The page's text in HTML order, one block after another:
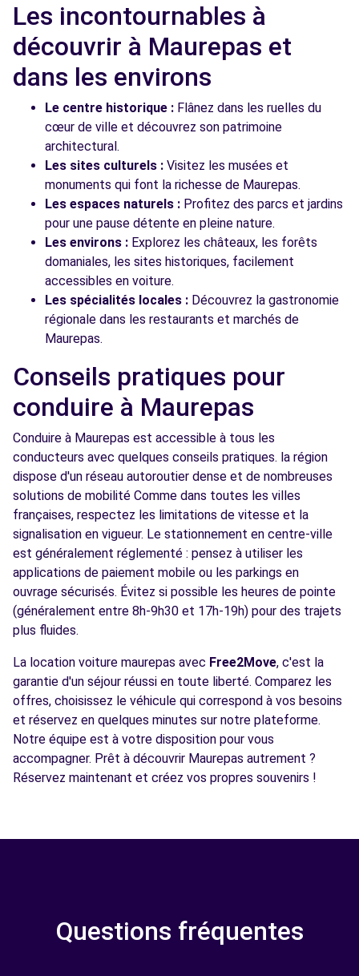
Les incontournables à
découvrir à Maurepas et
dans les environs
Le centre historique : Flânez dans les ruelles du
cœur de ville et découvrez son patrimoine
architectural.
Les sites culturels : Visitez les musées et
monuments qui font la richesse de Maurepas.
Les espaces naturels : Profitez des parcs et jardins
pour une pause détente en pleine nature.
Les environs : Explorez les châteaux, les forêts
domaniales, les sites historiques, facilement
accessibles en voiture.
Les spécialités locales : Découvrez la gastronomie
régionale dans les restaurants et marchés de
Maurepas.
Conseils pratiques pour
conduire à Maurepas
Conduire à Maurepas est accessible à tous les
conducteurs avec quelques conseils pratiques. la région
dispose d'un réseau autoroutier dense et de nombreuses
solutions de mobilité Comme dans toutes les villes
françaises, respectez les limitations de vitesse et la
signalisation en vigueur. Le stationnement en centre-ville
est généralement réglementé : pensez à utiliser les
applications de paiement mobile ou les parkings en
ouvrage sécurisés. Évitez si possible les heures de pointe
(généralement entre 8h-9h30 et 17h-19h) pour des trajets
plus fluides.
La location voiture maurepas avec Free2Move, c'est la
garantie d'un séjour réussi en toute liberté. Comparez les
offres, choisissez le véhicule qui correspond à vos besoins
et réservez en quelques minutes sur notre plateforme.
Notre équipe est à votre disposition pour vous
accompagner. Prêt à découvrir Maurepas autrement ?
Réservez maintenant et créez vos propres souvenirs !
Questions fréquentes